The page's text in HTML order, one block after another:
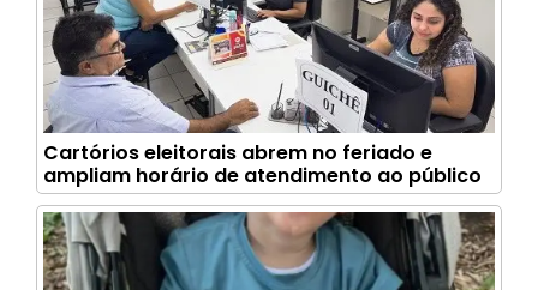
Cartórios eleitorais abrem no feriado e
ampliam horário de atendimento ao público